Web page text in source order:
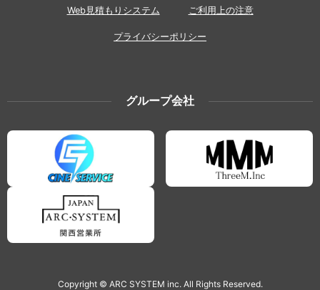
Web見積もりシステム ご利用上の注意
プライバシーポリシー
グループ会社
Copyright © ARC SYSTEM inc. All Rights Reserved.